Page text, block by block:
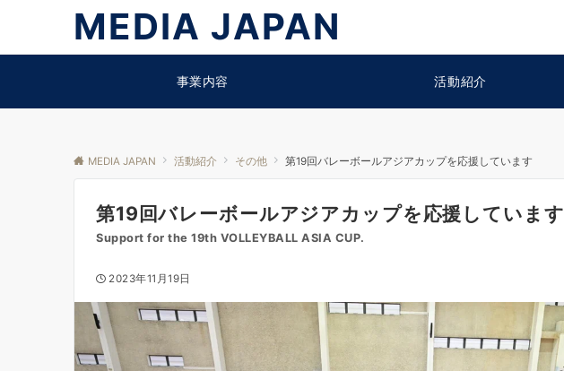
MEDIA JAPAN
事業内容 活動紹介
MEDIA JAPAN 活動紹介 その他 第19回バレーボールアジアカップを応援しています
第19回バレーボールアジアカップを応援しています
Support for the 19th VOLLEYBALL ASIA CUP.
2023年11月19日